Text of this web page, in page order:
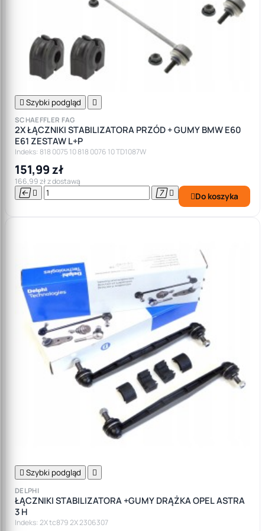
 Szybki podgląd 
SCHAEFFLER FAG
2X ŁĄCZNIKI STABILIZATORA PRZÓD + GUMY BMW E60
E61 ZESTAW L+P
Indeks: 818 0075 10 818 0076 10 TD1087W
151,99 zł
166,99 zł z dostawą
    Do koszyka
 Szybki podgląd 
DELPHI
ŁĄCZNIKI STABILIZATORA +GUMY DRĄŻKA OPEL ASTRA
3 H
Indeks: 2X tc879 2X 2306307